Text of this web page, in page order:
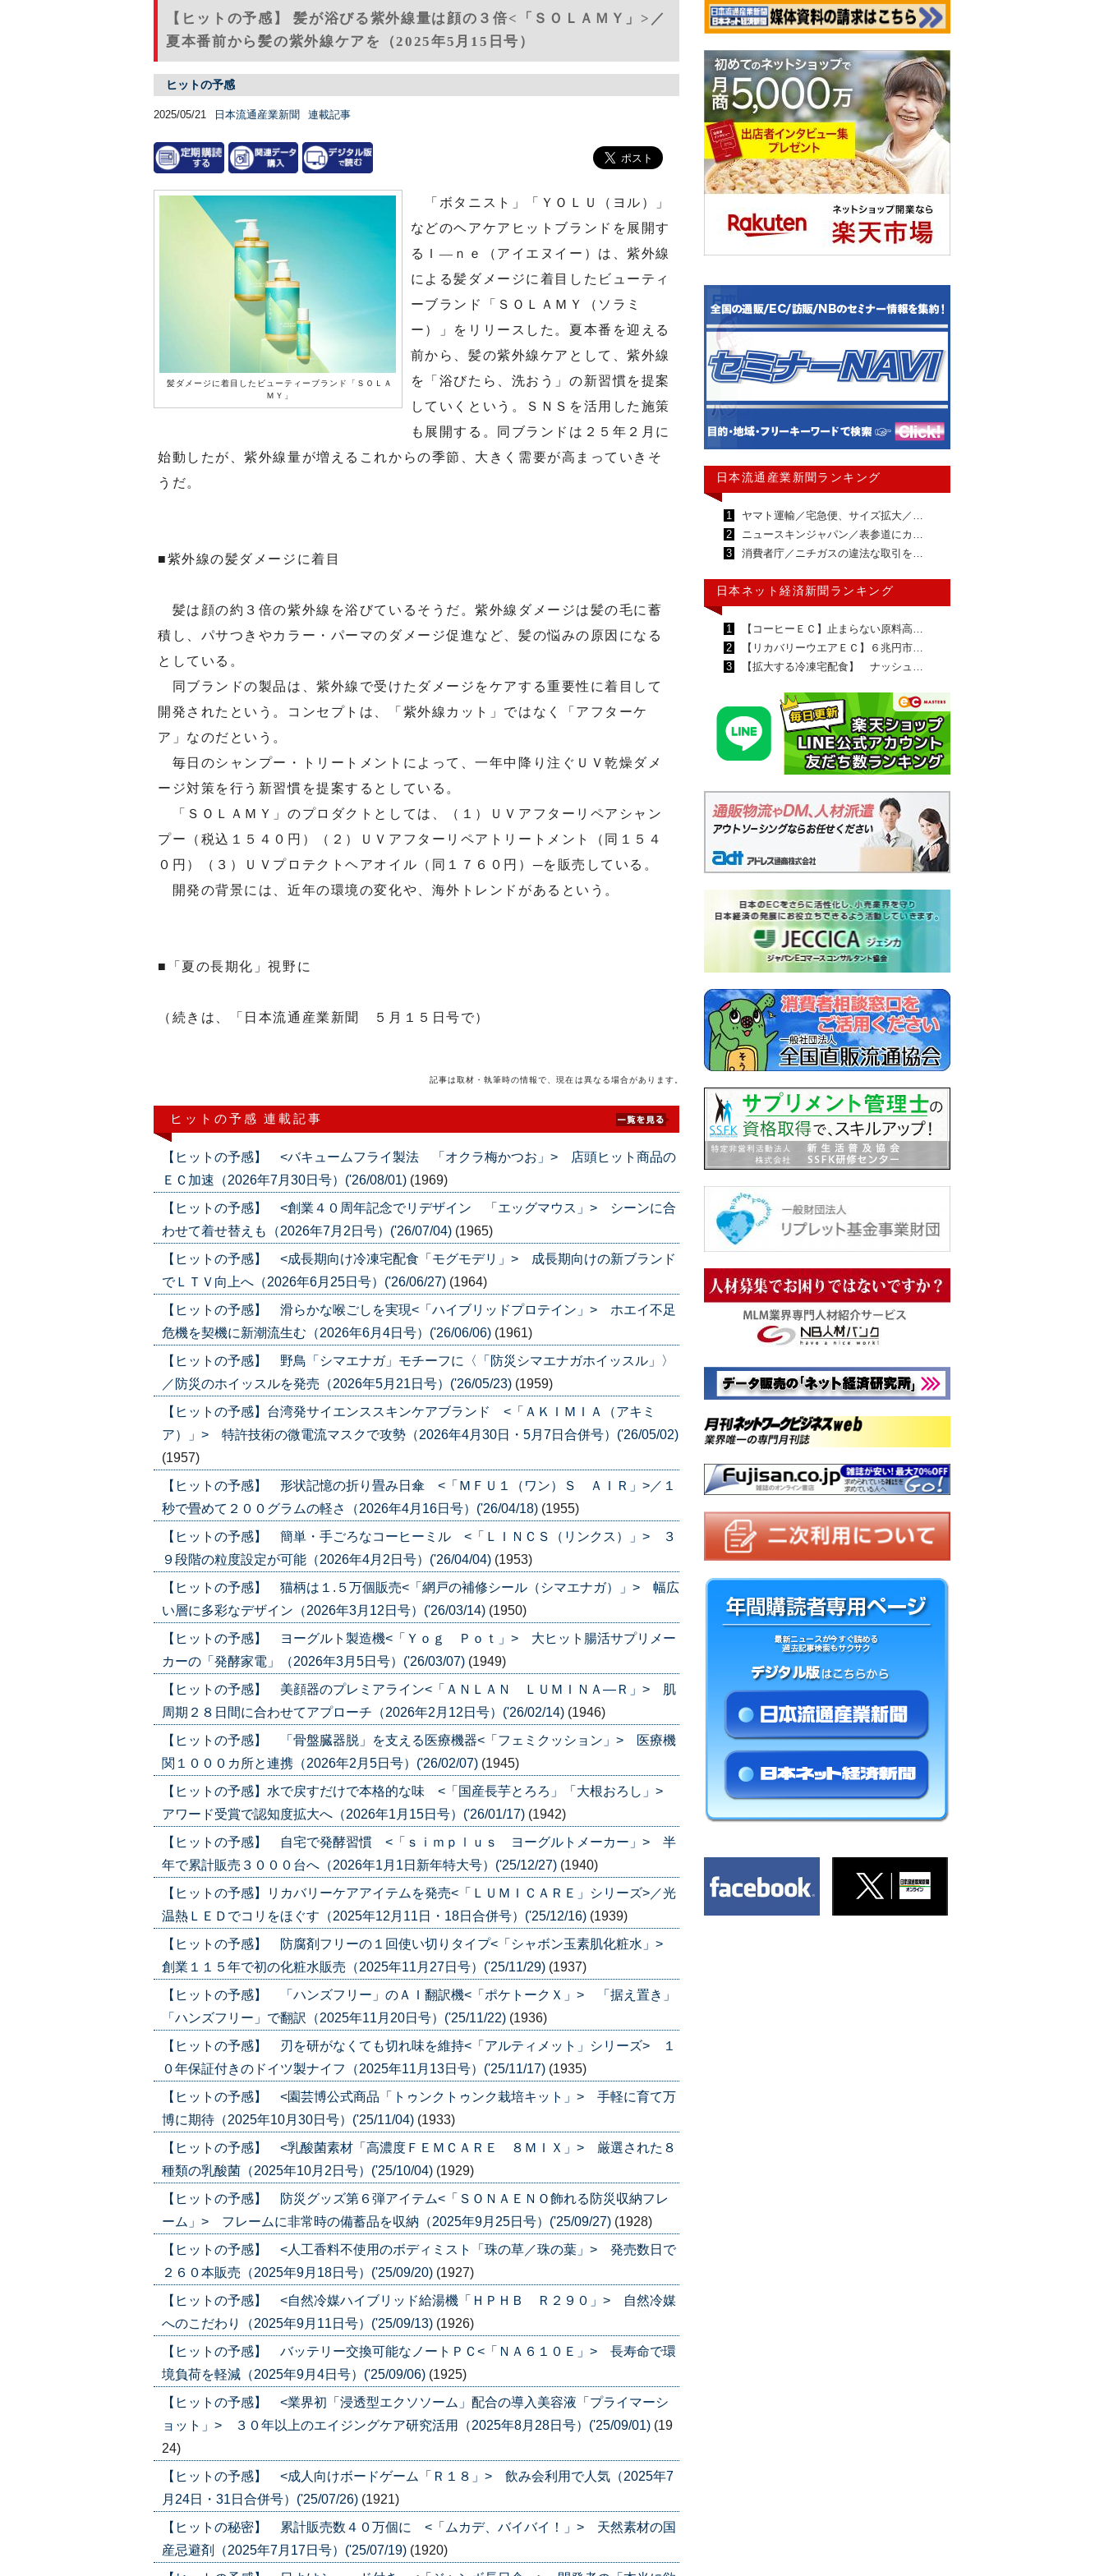
【ヒットの予感】 髪が浴びる紫外線量は顔の３倍<「ＳＯＬＡＭＹ」>／
夏本番前から髪の紫外線ケアを（2025年5月15日号）
ヒットの予感
2025/05/21 日本流通産業新聞 連載記事
髪ダメージに着目したビューティーブランド「ＳＯＬＡ
ＭＹ」
「ボタニスト」「ＹＯＬＵ（ヨル）」
などのヘアケアヒットブランドを展開す
るＩ―ｎｅ（アイエヌイー）は、紫外線
による髪ダメージに着目したビューティ
ーブランド「ＳＯＬＡＭＹ（ソラミ
ー）」をリリースした。夏本番を迎える
前から、髪の紫外線ケアとして、紫外線
を「浴びたら、洗おう」の新習慣を提案
していくという。ＳＮＳを活用した施策
も展開する。同ブランドは２５年２月に
始動したが、紫外線量が増えるこれからの季節、大きく需要が高まっていきそ
うだ。
■紫外線の髪ダメージに着目
髪は顔の約３倍の紫外線を浴びているそうだ。紫外線ダメージは髪の毛に蓄
積し、パサつきやカラー・パーマのダメージ促進など、髪の悩みの原因になる
としている。
同ブランドの製品は、紫外線で受けたダメージをケアする重要性に着目して
開発されたという。コンセプトは、「紫外線カット」ではなく「アフターケ
ア」なのだという。
毎日のシャンプー・トリートメントによって、一年中降り注ぐＵＶ乾燥ダメ
ージ対策を行う新習慣を提案するとしている。
「ＳＯＬＡＭＹ」のプロダクトとしては、（１）ＵＶアフターリペアシャン
プー（税込１５４０円）（２）ＵＶアフターリペアトリートメント（同１５４
０円）（３）ＵＶプロテクトヘアオイル（同１７６０円）─を販売している。
開発の背景には、近年の環境の変化や、海外トレンドがあるという。
■「夏の長期化」視野に
（続きは、「日本流通産業新聞 ５月１５日号で）
記事は取材・執筆時の情報で、現在は異なる場合があります。
ヒットの予感 連載記事
【ヒットの予感】 <バキュームフライ製法 「オクラ梅かつお」> 店頭ヒット商品の
ＥＣ加速（2026年7月30日号）('26/08/01) (1969)
【ヒットの予感】 <創業４０周年記念でリデザイン 「エッグマウス」> シーンに合
わせて着せ替えも（2026年7月2日号）('26/07/04) (1965)
【ヒットの予感】 <成長期向け冷凍宅配食「モグモデリ」> 成長期向けの新ブランド
でＬＴＶ向上へ（2026年6月25日号）('26/06/27) (1964)
【ヒットの予感】 滑らかな喉ごしを実現<「ハイブリッドプロテイン」> ホエイ不足
危機を契機に新潮流生む（2026年6月4日号）('26/06/06) (1961)
【ヒットの予感】 野鳥「シマエナガ」モチーフに〈「防災シマエナガホイッスル」〉
／防災のホイッスルを発売（2026年5月21日号）('26/05/23) (1959)
【ヒットの予感】台湾発サイエンススキンケアブランド <「ＡＫＩＭＩＡ（アキミ
ア）」> 特許技術の微電流マスクで攻勢（2026年4月30日・5月7日合併号）('26/05/02)
(1957)
【ヒットの予感】 形状記憶の折り畳み日傘 <「ＭＦＵ１（ワン）Ｓ ＡＩＲ」>／１
秒で畳めて２００グラムの軽さ（2026年4月16日号）('26/04/18) (1955)
【ヒットの予感】 簡単・手ごろなコーヒーミル <「ＬＩＮＣＳ（リンクス）」> ３
９段階の粒度設定が可能（2026年4月2日号）('26/04/04) (1953)
【ヒットの予感】 猫柄は１.５万個販売<「網戸の補修シール（シマエナガ）」> 幅広
い層に多彩なデザイン（2026年3月12日号）('26/03/14) (1950)
【ヒットの予感】 ヨーグルト製造機<「Ｙｏｇ Ｐｏｔ」> 大ヒット腸活サプリメー
カーの「発酵家電」（2026年3月5日号）('26/03/07) (1949)
【ヒットの予感】 美顔器のプレミアライン<「ＡＮＬＡＮ ＬＵＭＩＮＡ―Ｒ」> 肌
周期２８日間に合わせてアプローチ（2026年2月12日号）('26/02/14) (1946)
【ヒットの予感】 「骨盤臓器脱」を支える医療機器<「フェミクッション」> 医療機
関１０００カ所と連携（2026年2月5日号）('26/02/07) (1945)
【ヒットの予感】水で戻すだけで本格的な味 <「国産長芋とろろ」「大根おろし」>
アワード受賞で認知度拡大へ（2026年1月15日号）('26/01/17) (1942)
【ヒットの予感】 自宅で発酵習慣 <「ｓｉｍｐｌｕｓ ヨーグルトメーカー」> 半
年で累計販売３０００台へ（2026年1月1日新年特大号）('25/12/27) (1940)
【ヒットの予感】リカバリーケアアイテムを発売<「ＬＵＭＩＣＡＲＥ」シリーズ>／光
温熱ＬＥＤでコリをほぐす（2025年12月11日・18日合併号）('25/12/16) (1939)
【ヒットの予感】 防腐剤フリーの１回使い切りタイプ<「シャボン玉素肌化粧水」>
創業１１５年で初の化粧水販売（2025年11月27日号）('25/11/29) (1937)
【ヒットの予感】 「ハンズフリー」のＡＩ翻訳機<「ポケトークＸ」> 「据え置き」
「ハンズフリー」で翻訳（2025年11月20日号）('25/11/22) (1936)
【ヒットの予感】 刃を研がなくても切れ味を維持<「アルティメット」シリーズ> １
０年保証付きのドイツ製ナイフ（2025年11月13日号）('25/11/17) (1935)
【ヒットの予感】 <園芸博公式商品「トゥンクトゥンク栽培キット」> 手軽に育て万
博に期待（2025年10月30日号）('25/11/04) (1933)
【ヒットの予感】 <乳酸菌素材「高濃度ＦＥＭＣＡＲＥ ８ＭＩＸ」> 厳選された８
種類の乳酸菌（2025年10月2日号）('25/10/04) (1929)
【ヒットの予感】 防災グッズ第６弾アイテム<「ＳＯＮＡＥＮＯ飾れる防災収納フレ
ーム」> フレームに非常時の備蓄品を収納（2025年9月25日号）('25/09/27) (1928)
【ヒットの予感】 <人工香料不使用のボディミスト「珠の草／珠の葉」> 発売数日で
２６０本販売（2025年9月18日号）('25/09/20) (1927)
【ヒットの予感】 <自然冷媒ハイブリッド給湯機「ＨＰＨＢ Ｒ２９０」> 自然冷媒
へのこだわり（2025年9月11日号）('25/09/13) (1926)
【ヒットの予感】 バッテリー交換可能なノートＰＣ<「ＮＡ６１０Ｅ」> 長寿命で環
境負荷を軽減（2025年9月4日号）('25/09/06) (1925)
【ヒットの予感】 <業界初「浸透型エクソソーム」配合の導入美容液「プライマーシ
ョット」> ３０年以上のエイジングケア研究活用（2025年8月28日号）('25/09/01) (19
24)
【ヒットの予感】 <成人向けボードゲーム「Ｒ１８」> 飲み会利用で人気（2025年7
月24日・31日合併号）('25/07/26) (1921)
【ヒットの秘密】 累計販売数４０万個に <「ムカデ、バイバイ！」> 天然素材の国
産忌避剤（2025年7月17日号）('25/07/19) (1920)
日本流通産業新聞ランキング
1
ヤマト運輸／宅急便、サイズ拡大／…
2
ニュースキンジャパン／表参道にカ…
3
消費者庁／ニチガスの違法な取引を…
日本ネット経済新聞ランキング
1
【コーヒーＥＣ】止まらない原料高…
2
【リカバリーウエアＥＣ】６兆円市…
3
【拡大する冷凍宅配食】 ナッシュ…